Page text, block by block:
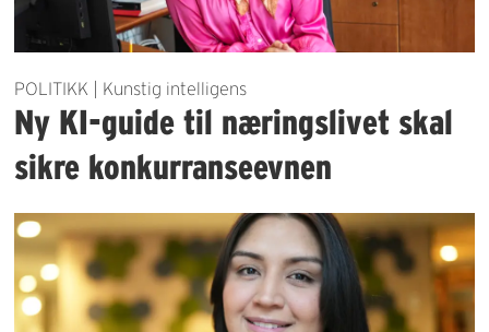
POLITIKK | Kunstig intelligens
Ny KI-guide til næringslivet skal
sikre konkurranseevnen